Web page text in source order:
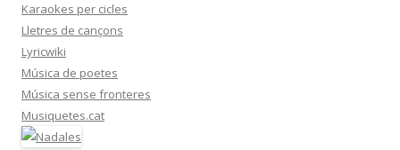
Karaokes per cicles
Lletres de cançons
Lyricwiki
Música de poetes
Música sense fronteres
Musiquetes.cat